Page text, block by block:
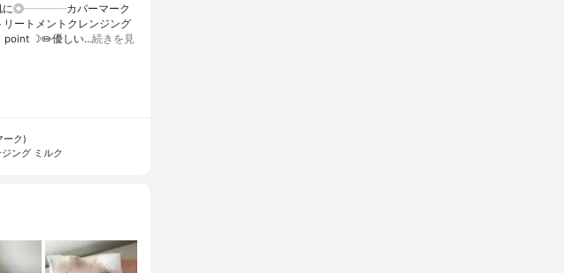
に◎┈┈┈┈カバーマーク
ートメントクレンジング
point ☽✏️優しい…続きを見
ーク)
ング ミルク